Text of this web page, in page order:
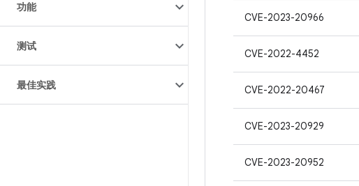
功能
测试
最佳实践
CVE-2023-20966
CVE-2022-4452
CVE-2022-20467
CVE-2023-20929
CVE-2023-20952